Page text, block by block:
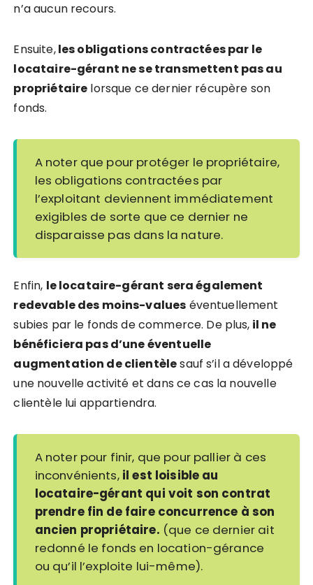
n’a aucun recours.
Ensuite,les obligations contractées par le
locataire-gérant ne se transmettent pas au
propriétaire lorsque ce dernier récupère son
fonds.
A noter que pour protéger le propriétaire,
les obligations contractées par
l’exploitant deviennent immédiatement
exigibles de sorte que ce dernier ne
disparaisse pas dans la nature.
Enfin, le locataire-gérant sera également
redevable des moins-values éventuellement
subies par le fonds de commerce. De plus, il ne
bénéficiera pas d’une éventuelle
augmentation de clientèlesauf s’il a développé
une nouvelle activité et dans ce cas la nouvelle
clientèle lui appartiendra.
A noter pour finir, que pour pallier à ces
inconvénients, il est loisible au
locataire-gérant qui voit son contrat
prendre fin de faire concurrence à son
ancien propriétaire. (que ce dernier ait
redonné le fonds en location-gérance
ou qu’il l’exploite lui-même).